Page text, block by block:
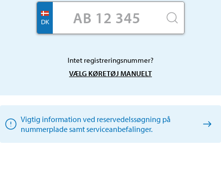
DK
Intet registreringsnummer?
VÆLG KØRETØJ MANUELT
Vigtig information ved reservedelssøgning på
nummerplade samt serviceanbefalinger.